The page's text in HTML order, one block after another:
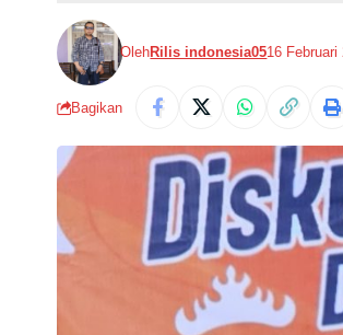
OlehRilis indonesia0516 Februari
Bagikan